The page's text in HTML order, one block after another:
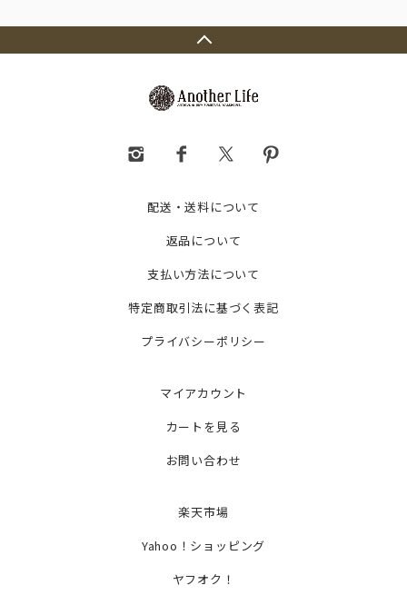
配送・送料について
返品について
支払い方法について
特定商取引法に基づく表記
プライバシーポリシー
マイアカウント
カートを見る
お問い合わせ
楽天市場
Yahoo！ショッピング
ヤフオク！